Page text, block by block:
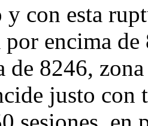
con esta
por encima
de 8246,
justo con